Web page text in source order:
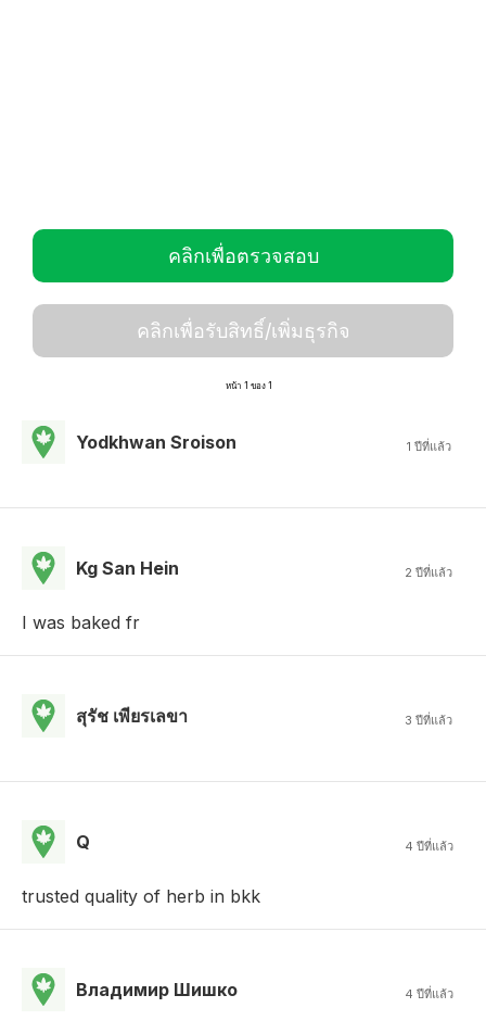
คลิกเพื่อตรวจสอบ
คลิกเพื่อรับสิทธิ์/เพิ่มธุรกิจ
หน้า 1 ของ 1
Yodkhwan Sroison 1 ปีที่แล้ว
Kg San Hein 2 ปีที่แล้ว
I was baked fr
สุรัช เพียรเลขา 3 ปีที่แล้ว
Q 4 ปีที่แล้ว
trusted quality of herb in bkk
Владимир Шишко 4 ปีที่แล้ว